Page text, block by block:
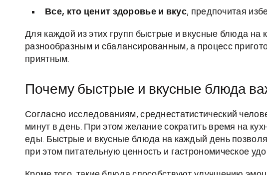
Все, кто ценит здоровье и вкус, предпочитая
Для каждой из этих групп быстрые и вкусные блюда на
разнообразным и сбалансированным, а процесс
приятным.
Почему быстрые и вкусные блюда
Согласно исследованиям, среднестатистический
минут в день. При этом желание сократить время на
еды. Быстрые и вкусные блюда на каждый день
при этом питательную ценность и гастрономическое